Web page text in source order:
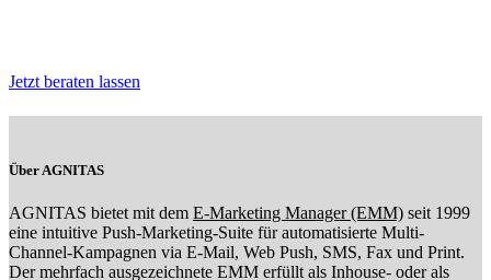
Jetzt beraten lassen
Über AGNITAS
AGNITAS bietet mit dem E-Marketing Manager (EMM) seit 1999
eine intuitive Push-Marketing-Suite für automatisierte Multi-
Channel-Kampagnen via E-Mail, Web Push, SMS, Fax und Print.
Der mehrfach ausgezeichnete EMM erfüllt als Inhouse- oder als